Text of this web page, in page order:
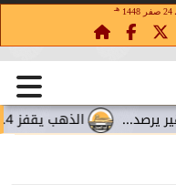
24 صفر 1448 هـ
الذهب يقفز 4.4% مع تراجع عوائد السندات.. سامر شقير يقرأ تحولات الاستثمار...